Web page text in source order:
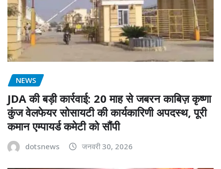
NEWS
JDA की बड़ी कार्रवाई: 20 माह से जबरन काबिज़ कृष्णा
कुंज वेलफेयर सोसायटी की कार्यकारिणी अपदस्थ, पूरी
कमान एम्पायर्ड कमेटी को सौंपी
dotsnews जनवरी 30, 2026